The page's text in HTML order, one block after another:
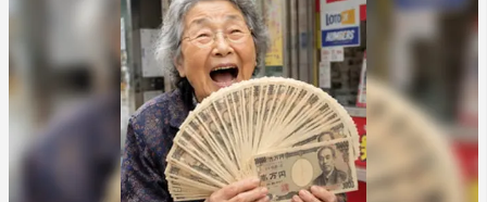
10月7日は、素性を明かさずにレストランを調査し、優れ
た店に星を与えることで有名なグルメガイド本「ミシュラ
ン」の調査員がゲスト出演する。